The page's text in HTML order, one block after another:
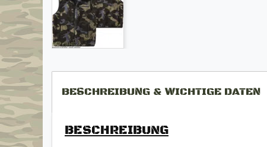
BESCHREIBUNG & WICHTIGE DATEN
BESCHREIBUNG